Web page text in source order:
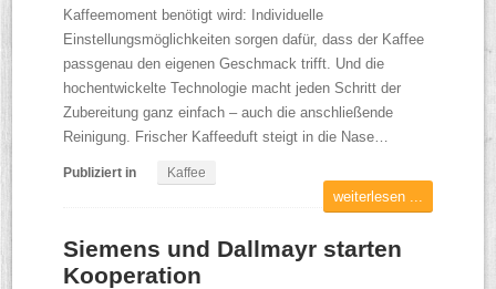
Kaffeemoment benötigt wird: Individuelle
Einstellungsmöglichkeiten sorgen dafür, dass der Kaffee
passgenau den eigenen Geschmack trifft. Und die
hochentwickelte Technologie macht jeden Schritt der
Zubereitung ganz einfach – auch die anschließende
Reinigung. Frischer Kaffeeduft steigt in die Nase…
Publiziert in Kaffee
weiterlesen ...
Siemens und Dallmayr starten
Kooperation